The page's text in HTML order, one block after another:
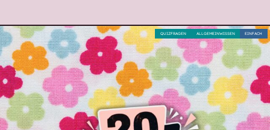
EINFACH
ALLGEMEINWISSEN
QUIZFRAGEN